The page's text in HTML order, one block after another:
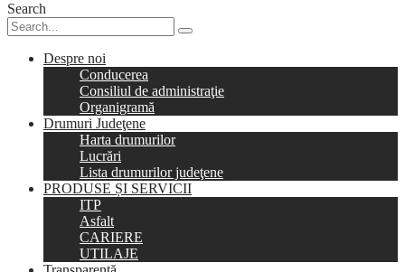
Search
Despre noi
Conducerea
Consiliul de administraţie
Organigramă
Drumuri Judeţene
Harta drumurilor
Lucrări
Lista drumurilor judeţene
PRODUSE ȘI SERVICII
ITP
Asfalt
CARIERE
UTILAJE